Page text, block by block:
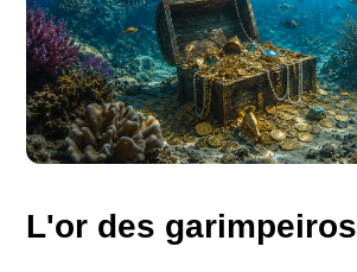
L'or des garimpeiros